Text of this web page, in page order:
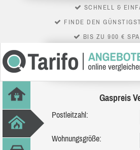
SCHNELL &
FINDE DEN
BIS ZU 900 €
Gaspreis
Postleitzahl:
Wohnungsgröße: